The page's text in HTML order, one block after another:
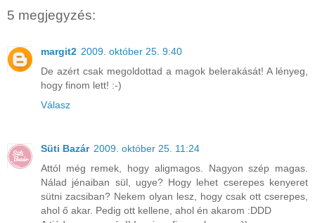
5 megjegyzés:
margit2 2009. október 25. 9:40
De azért csak megoldottad a magok belerakását! A lényeg,
hogy finom lett! :-)
Válasz
Süti Bazár 2009. október 25. 11:24
Attól még remek, hogy aligmagos. Nagyon szép magas.
Nálad jénaiban sül, ugye? Hogy lehet cserepes kenyeret
sütni zacsiban? Nekem olyan lesz, hogy csak ott cserepes,
ahol ő akar. Pedig ott kellene, ahol én akarom :DDD